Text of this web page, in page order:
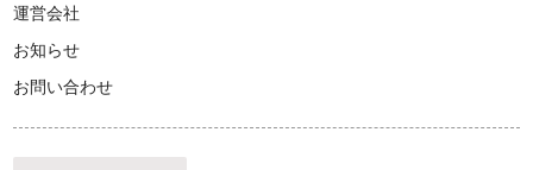
運営会社
お知らせ
お問い合わせ